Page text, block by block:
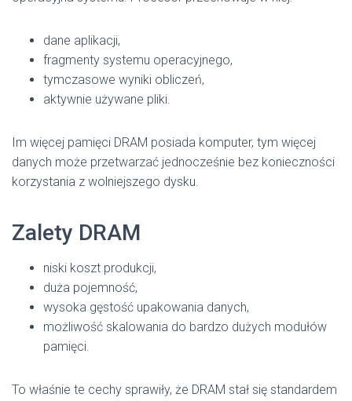
dane aplikacji,
fragmenty systemu operacyjnego,
tymczasowe wyniki obliczeń,
aktywnie używane pliki.
Im więcej pamięci DRAM posiada komputer, tym więcej
danych może przetwarzać jednocześnie bez konieczności
korzystania z wolniejszego dysku.
Zalety DRAM
niski koszt produkcji,
duża pojemność,
wysoka gęstość upakowania danych,
możliwość skalowania do bardzo dużych modułów
pamięci.
To właśnie te cechy sprawiły, że DRAM stał się standardem